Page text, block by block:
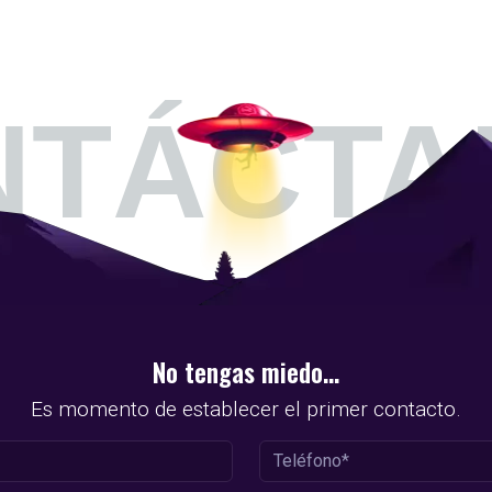
No tengas miedo...
Es momento de establecer el primer contacto.